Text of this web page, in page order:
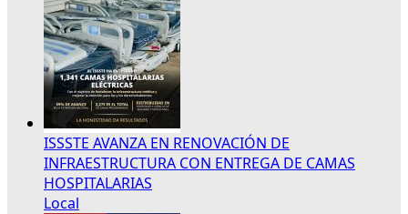
ISSSTE AVANZA EN RENOVACIÓN DE
INFRAESTRUCTURA CON ENTREGA DE CAMAS
HOSPITALARIAS
Local